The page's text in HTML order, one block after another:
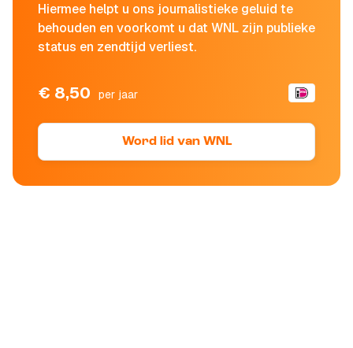
Hiermee helpt u ons journalistieke geluid te
behouden en voorkomt u dat WNL zijn publieke
status en zendtijd verliest.
€ 8,50 per jaar
Word lid van WNL